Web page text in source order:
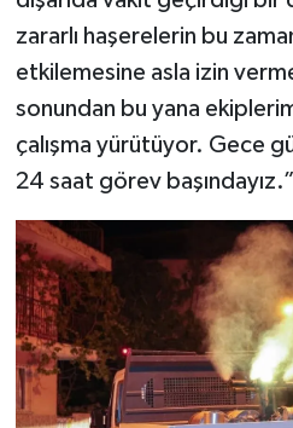
zararlı haşerelerin bu
etkilemesine asla izin
sonundan bu yana
çalışma yürütüyor. Gece
24 saat görev